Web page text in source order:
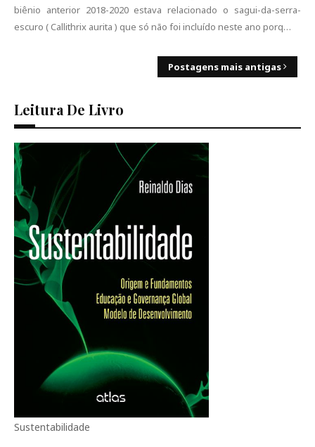
biênio anterior 2018-2020 estava relacionado o sagui-da-serra-
escuro ( Callithrix aurita ) que só não foi incluído neste ano porq…
Postagens mais antigas
Leitura De Livro
Sustentabilidade